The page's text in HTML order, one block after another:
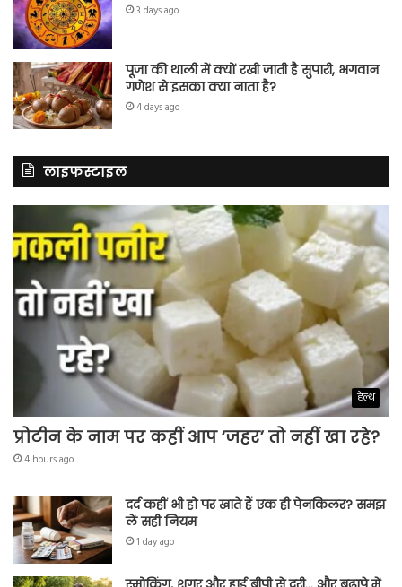
3 days ago
पूजा की थाली में क्यों रखी जाती है सुपारी, भगवान
गणेश से इसका क्या नाता है?
4 days ago
लाइफस्टाइल
हेल्थ
प्रोटीन के नाम पर कहीं आप ‘जहर’ तो नहीं खा रहे?
4 hours ago
दर्द कहीं भी हो पर खाते हैं एक ही पेनकिलर? समझ
लें सही नियम
1 day ago